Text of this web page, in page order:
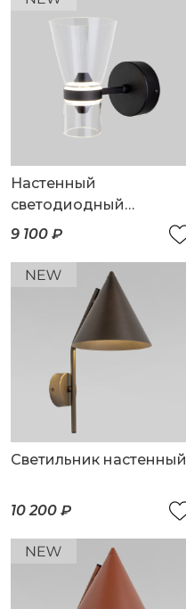
2700/3000/4200 К
Настенный
светодиодный
светильник со
стеклянным плафоном
9 100 ₽
Светильник настенный
10 200 ₽